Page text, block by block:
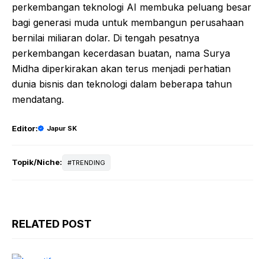
perkembangan teknologi AI membuka peluang besar
bagi generasi muda untuk membangun perusahaan
bernilai miliaran dolar. Di tengah pesatnya
perkembangan kecerdasan buatan, nama Surya
Midha diperkirakan akan terus menjadi perhatian
dunia bisnis dan teknologi dalam beberapa tahun
mendatang.
Editor: Japur SK
Topik/Niche: TRENDING
RELATED POST